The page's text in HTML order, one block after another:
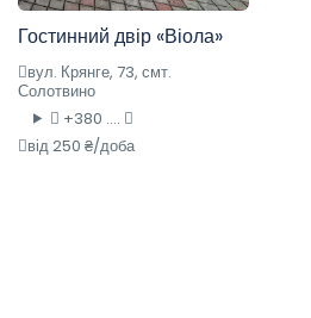
Гостинний двір «Віола»
вул. Крянге, 73, смт.
Солотвино
+380 ....
від 250 ₴/доба